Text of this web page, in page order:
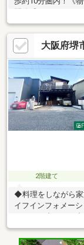
がたくさん干せま
●大浜中学校 徒歩
ーソン堺昭和通4丁
情によりインター
ておりますお気軽
お問い合わせは通
ださいませ
大阪府堺
2階建て
◆料理をしながら
イフインフォメー
清恵会清恵会病院
ｍ ●サンプラザ堺